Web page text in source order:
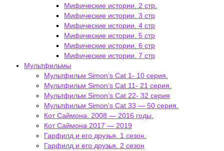
Мифические истории. 2 стр.
Мифические истории. 3 стр
Мифические истории. 4 стр
Мифические истории. 5 стр
Мифические истории. 6 стр
Мифические истории. 7 стр
Мультфильмы
Мультфильм Simon’s Cat 1- 10 серия.
Мультфильм Simon’s Cat 11- 21 серия.
Мультфильм Simon’s Cat 22- 32 серия
Мультфильм Simon’s Cat 33 — 50 серия.
Кот Саймона. 2008 — 2016 годы.
Кот Саймона 2017 — 2019
Гарфилд и его друзья. 1 сезон.
Гарфилд и его друзья. 2 сезон